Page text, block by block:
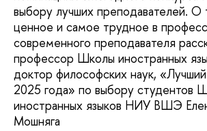
выбору лучших преподавателей. О
ценное и самое трудное в
современного преподавателя
профессор Школы иностранных
доктор философских наук,
2025 года» по выбору студентов
иностранных языков НИУ ВШЭ
Мошняга